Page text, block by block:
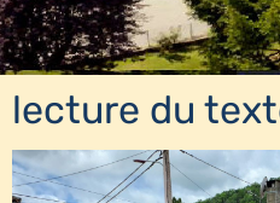
lecture du